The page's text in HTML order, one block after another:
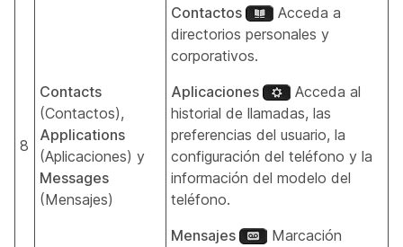
8
Contacts
(Contactos),
Applications
(Aplicaciones) y
Messages
(Mensajes)
Contactos
Acceda a
directorios personales y
corporativos.
Aplicaciones
Acceda al
historial de llamadas, las
preferencias del usuario, la
configuración del teléfono y la
información del modelo del
teléfono.
Mensajes
Marcación